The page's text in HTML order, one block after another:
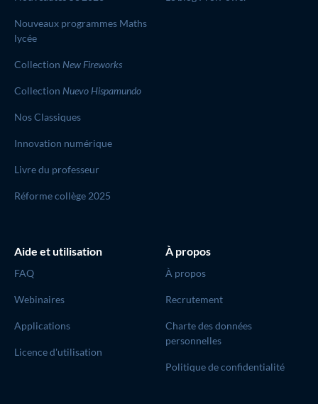
Nouveaux programmes Maths
lycée
Collection New Fireworks
Collection Nuevo Hispamundo
Nos Classiques
Innovation numérique
Livre du professeur
Réforme collège 2025
Aide et utilisation
FAQ
Webinaires
Applications
Licence d'utilisation
À propos
À propos
Recrutement
Charte des données
personnelles
Politique de confidentialité